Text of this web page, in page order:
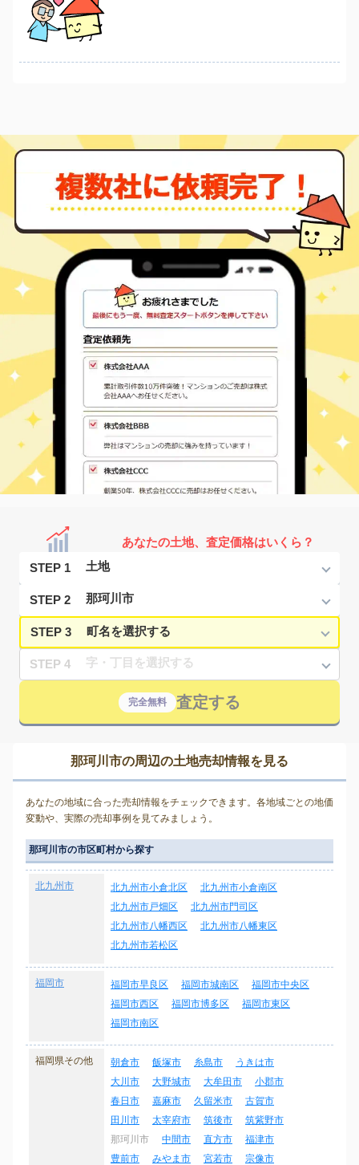
あなたの土地、査定価格はいくら？
STEP 1
STEP 2
STEP 3
STEP 4
完全無料 査定する
那珂川市の周辺の土地売却情報を見る
あなたの地域に合った売却情報をチェックできます。各地域ごとの地価
変動や、実際の売却事例を見てみましょう。
那珂川市の市区町村から探す
北九州市 北九州市小倉北区
北九州市小倉南区
北九州市戸畑区
北九州市門司区
北九州市八幡西区
北九州市八幡東区
北九州市若松区
福岡市 福岡市早良区 福岡市城南区
福岡市中央区
福岡市西区
福岡市博多区
福岡市東区
福岡市南区
福岡県その他 朝倉市 飯塚市 糸島市
うきは市
大川市
大野城市 大牟田市
小郡市
春日市
嘉麻市 久留米市
古賀市
田川市
太宰府市 筑後市
筑紫野市
那珂川市
中間市 直方市
福津市
豊前市
みやま市 宮若市
宗像市